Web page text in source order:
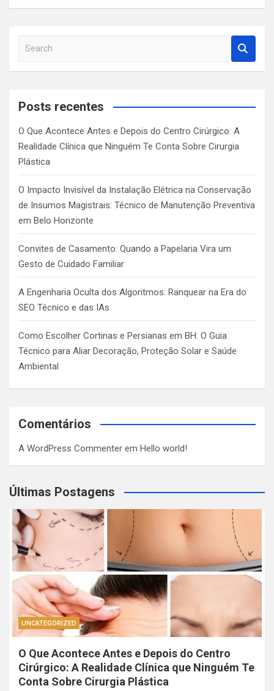
a
c
Posts recentes
O Que Acontece Antes e Depois do Centro Cirúrgico: A
Realidade Clínica que Ninguém Te Conta Sobre Cirurgia
Plástica
O Impacto Invisível da Instalação Elétrica na Conservação
de Insumos Magistrais: Técnico de Manutenção Preventiva
em Belo Horizonte
Convites de Casamento: Quando a Papelaria Vira um
Gesto de Cuidado Familiar
A Engenharia Oculta dos Algoritmos: Ranquear na Era do
SEO Técnico e das IAs
Como Escolher Cortinas e Persianas em BH: O Guia
Técnico para Aliar Decoração, Proteção Solar e Saúde
Ambiental
Comentários
A WordPress Commenter em Hello world!
Últimas Postagens
UNCATEGORIZED
O Que Acontece Antes e Depois do Centro
Cirúrgico: A Realidade Clínica que Ninguém Te
Conta Sobre Cirurgia Plástica